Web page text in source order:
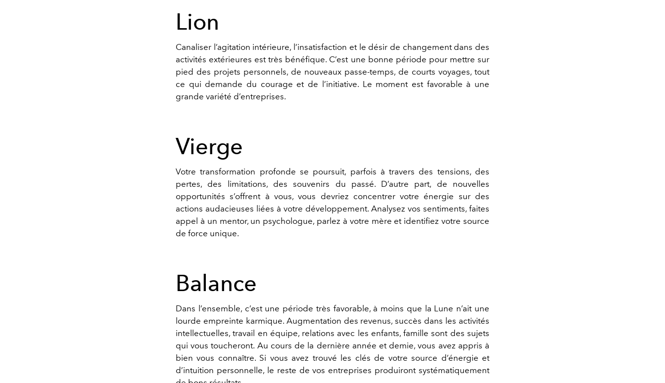
Lion
Canaliser l ’agitation intérieure, l’insatisfaction et le désir de changement dans des
activités extérieures est très bénéfique. C’est une bonne période pour mettre sur
pied des projets personnels, de nouveaux passe-temps, de courts voyages, tout
ce qui demande du courage et de l ’initiative. Le moment est favorable à une
grande variété d’entreprises.
Vierge
Votre transformation profonde se poursuit, parfois à travers des tensions, des
pertes, des limitations, des souvenirs du passé. D’autre part, de nouvelles
opportunités s’offrent à vous, vous devriez concentrer votre énergie sur des
actions audacieuses liées à votre développement. Analysez vos sentiments, faites
appel à un mentor, un psychologue, parlez à votre mère et identifiez votre source
de force unique.
Balance
Dans l ’ensemble, c’est une période très favorable,à moins que la Lune n’ait une
lourde empreinte karmique. Augmentation des revenus, succès dans les activités
intellectuelles, travail en équipe, relations avec les enfants, famille sont des sujets
qui vous toucheront. Au cours de la dernière année et demie, vous avez appris à
bien vous connaître. Si vous avez trouvé les clés de votre source d’énergie et
d’intuition personnelle, le reste de vos entreprises produiront systématiquement